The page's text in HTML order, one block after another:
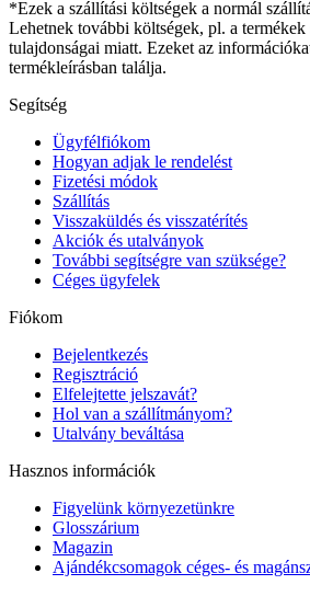
*Ezek a szállítási költségek a normál
Lehetnek további költségek, pl. a
tulajdonságai miatt. Ezeket az
termékleírásban találja.
Segítség
Ügyfélfiókom
Hogyan adjak le rendelést
Fizetési módok
Szállítás
Visszaküldés és visszatérítés
Akciók és utalványok
További segítségre van szüksége?
Céges ügyfelek
Fiókom
Bejelentkezés
Regisztráció
Elfelejtette jelszavát?
Hol van a szállítmányom?
Utalvány beváltása
Hasznos információk
Figyelünk környezetünkre
Glosszárium
Magazin
Ajándékcsomagok céges- és